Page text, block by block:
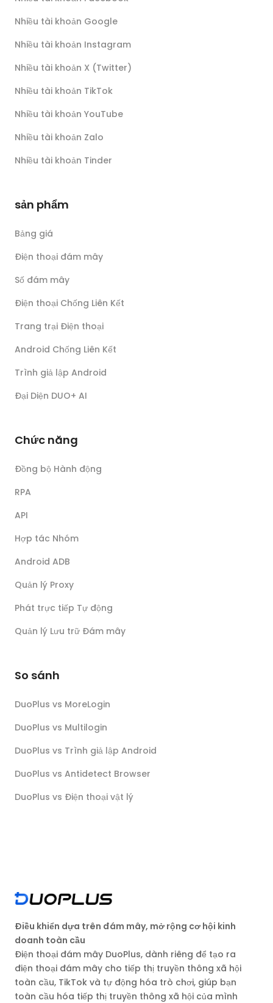
Nhiều tài khoản Google
Nhiều tài khoản Instagram
Nhiều tài khoản X (Twitter)
Nhiều tài khoản TikTok
Nhiều tài khoản YouTube
Nhiều tài khoản Zalo
Nhiều tài khoản Tinder
sản phẩm
Bảng giá
Điện thoại đám mây
Số đám mây
Điện thoại Chống Liên Kết
Trang trại Điện thoại
Android Chống Liên Kết
Trình giả lập Android
Đại Diện DUO+ AI
Chức năng
Đồng bộ Hành động
RPA
API
Hợp tác Nhóm
Android ADB
Quản lý Proxy
Phát trực tiếp Tự động
Quản lý Lưu trữ Đám mây
So sánh
DuoPlus vs MoreLogin
DuoPlus vs Multilogin
DuoPlus vs Trình giả lập Android
DuoPlus vs Antidetect Browser
DuoPlus vs Điện thoại vật lý
Điều khiển dựa trên đám mây, mở rộng cơ hội kinh
doanh toàn cầu
Điện thoại đám mây DuoPlus, dành riêng để tạo ra
điện thoại đám mây cho tiếp thị truyền thông xã hội
toàn cầu, TikTok và tự động hóa trò chơi, giúp bạn
toàn cầu hóa tiếp thị truyền thông xã hội của mình